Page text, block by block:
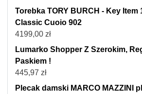
Torebka TORY BURCH - Key Item
Classic Cuoio 902
4199,00 zł
Lumarko Shopper Z Szerokim,
Paskiem !
445,97 zł
Plecak damski MARCO MAZZINI